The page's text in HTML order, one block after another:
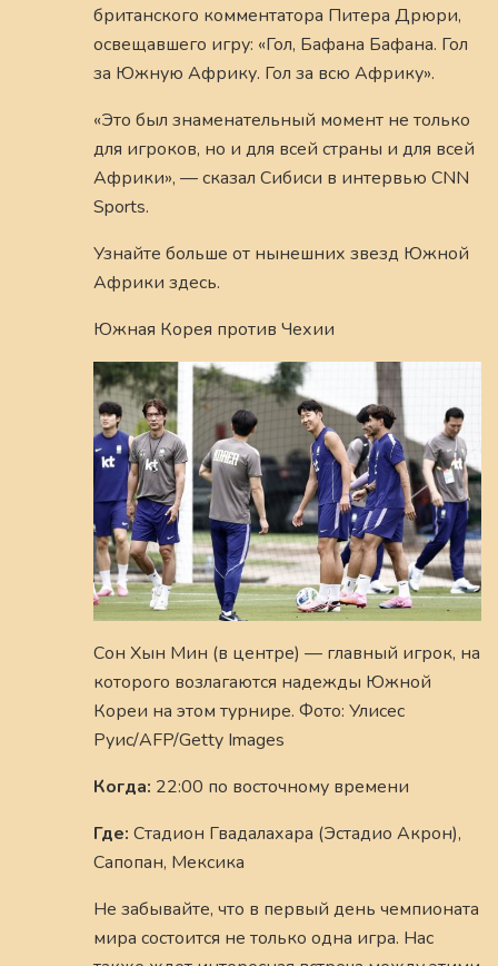
британского комментатора Питера Дрюри,
освещавшего игру: «Гол, Бафана Бафана. Гол
за Южную Африку. Гол за всю Африку».
«Это был знаменательный момент не только
для игроков, но и для всей страны и для всей
Африки», — сказал Сибиси в интервью CNN
Sports.
Узнайте больше от нынешних звезд Южной
Африки здесь.
Южная Корея против Чехии
Сон Хын Мин (в центре) — главный игрок, на
которого возлагаются надежды Южной
Кореи на этом турнире. Фото: Улисес
Руис/AFP/Getty Images
Когда: 22:00 по восточному времени
Где: Стадион Гвадалахара (Эстадио Акрон),
Сапопан, Мексика
Не забывайте, что в первый день чемпионата
мира состоится не только одна игра. Нас